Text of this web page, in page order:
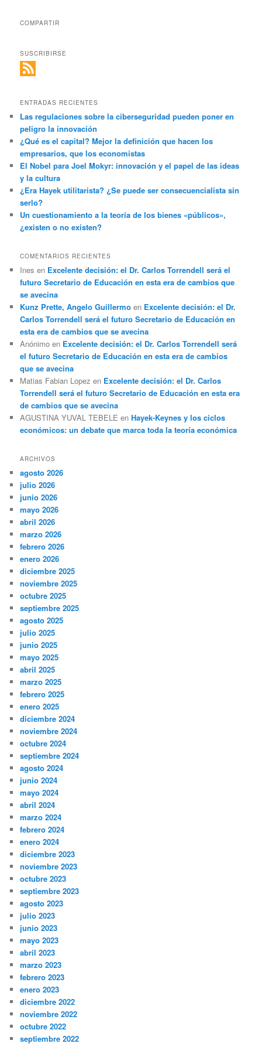
COMPARTIR
SUSCRIBIRSE
ENTRADAS RECIENTES
Las regulaciones sobre la ciberseguridad pueden poner en
peligro la innovación
¿Qué es el capital? Mejor la definición que hacen los
empresarios, que los economistas
El Nobel para Joel Mokyr: innovación y el papel de las ideas
y la cultura
¿Era Hayek utilitarista? ¿Se puede ser consecuencialista sin
serlo?
Un cuestionamiento a la teoría de los bienes «públicos»,
¿existen o no existen?
COMENTARIOS RECIENTES
Ines en Excelente decisión: el Dr. Carlos Torrendell será el
futuro Secretario de Educación en esta era de cambios que
se avecina
Kunz Prette, Angelo Guillermo en Excelente decisión: el Dr.
Carlos Torrendell será el futuro Secretario de Educación en
esta era de cambios que se avecina
Anónimo en Excelente decisión: el Dr. Carlos Torrendell será
el futuro Secretario de Educación en esta era de cambios
que se avecina
Matias Fabian Lopez en Excelente decisión: el Dr. Carlos
Torrendell será el futuro Secretario de Educación en esta era
de cambios que se avecina
AGUSTINA YUVAL TEBELE enHayek-Keynes y los ciclos
económicos: un debate que marca toda la teoría económica
ARCHIVOS
agosto 2026
julio 2026
junio 2026
mayo 2026
abril 2026
marzo 2026
febrero 2026
enero 2026
diciembre 2025
noviembre 2025
octubre 2025
septiembre 2025
agosto 2025
julio 2025
junio 2025
mayo 2025
abril 2025
marzo 2025
febrero 2025
enero 2025
diciembre 2024
noviembre 2024
octubre 2024
septiembre 2024
agosto 2024
junio 2024
mayo 2024
abril 2024
marzo 2024
febrero 2024
enero 2024
diciembre 2023
noviembre 2023
octubre 2023
septiembre 2023
agosto 2023
julio 2023
junio 2023
mayo 2023
abril 2023
marzo 2023
febrero 2023
enero 2023
diciembre 2022
noviembre 2022
octubre 2022
septiembre 2022